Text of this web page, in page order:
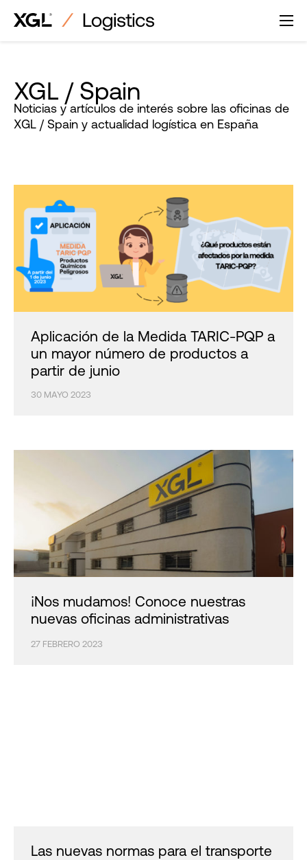
XGL / Spain
Noticias y artículos de interés sobre las oficinas de
XGL / Spain y actualidad logística en España
Aplicación de la Medida TARIC-PQP a
un mayor número de productos a
partir de junio
30 MAYO 2023
¡Nos mudamos! Conoce nuestras
nuevas oficinas administrativas
27 FEBRERO 2023
Las nuevas normas para el transporte